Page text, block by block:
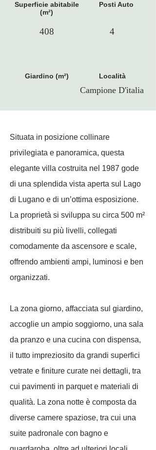
Superficie abitabile
(m²)
408
Posti Auto
4
Giardino (m²) Località
Campione D'italia
Situata in posizione collinare
privilegiata e panoramica, questa
elegante villa costruita nel 1987 gode
di una splendida vista aperta sul Lago
di Lugano e di un’ottima esposizione.
La proprietà si sviluppa su circa 500 m²
distribuiti su più livelli, collegati
comodamente da ascensore e scale,
offrendo ambienti ampi, luminosi e ben
organizzati.
La zona giorno, affacciata sul giardino,
accoglie un ampio soggiorno, una sala
da pranzo e una cucina con dispensa,
il tutto impreziosito da grandi superfici
vetrate e finiture curate nei dettagli, tra
cui pavimenti in parquet e materiali di
qualità. La zona notte è composta da
diverse camere spaziose, tra cui una
suite padronale con bagno e